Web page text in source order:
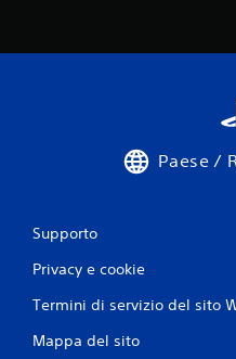
Paese /
Supporto
Privacy e cookie
Termini di servizio del sito
Mappa del sito